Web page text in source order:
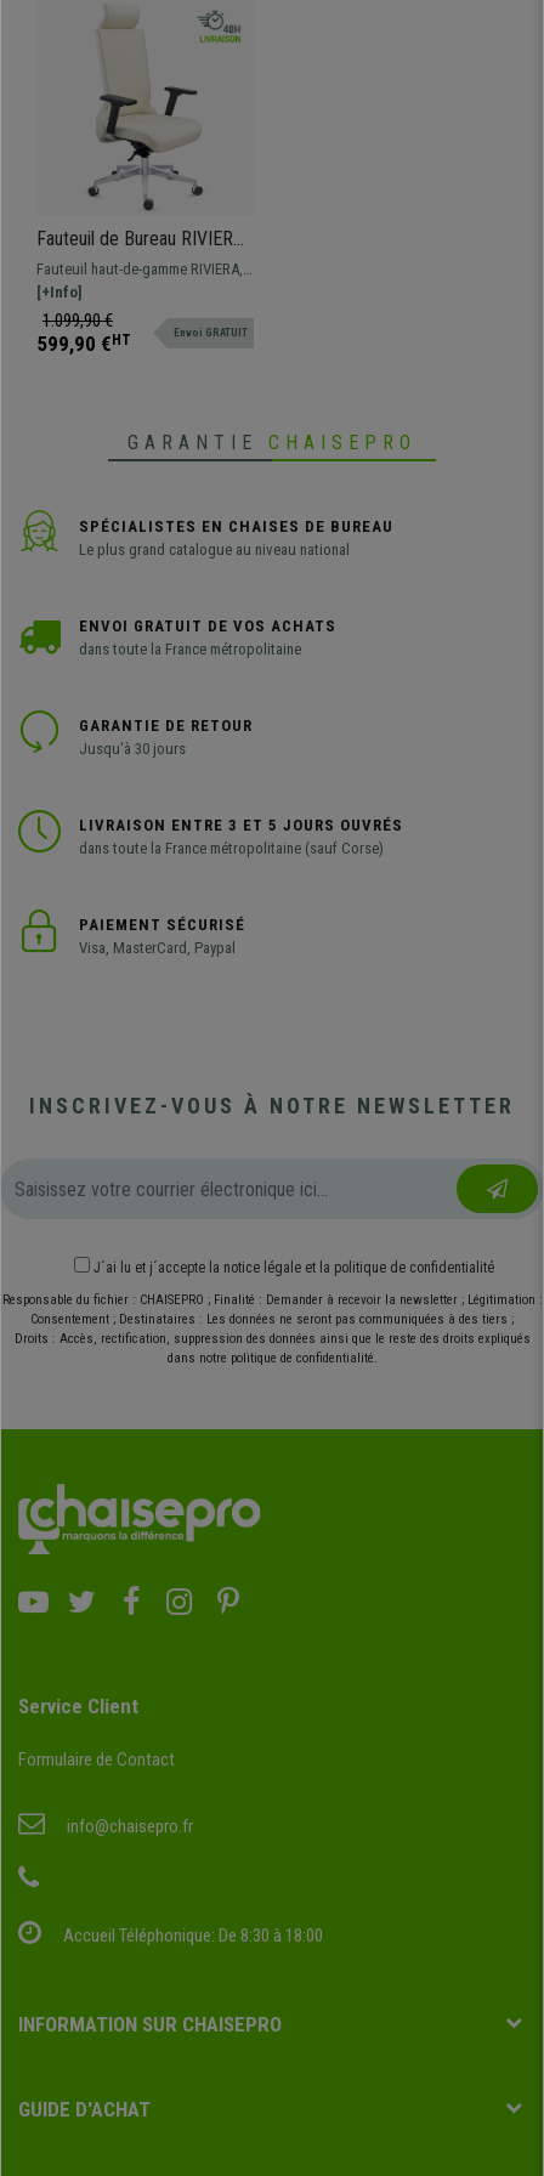
Structure en métal chromé
• Accoudoirs rembourrés réglables en 3D (hauteur, profondeur et angle)
• Piètement et détails en métal chromé
Fauteuil de Bureau RIVIERA,
Design Unique, Ergonomie
Optimale, Cuir Authentique
Blanc
Fauteuil haut-de-gamme RIVIERA,
ergonomie optimale, matériaux de
premier choix, revêtement en cuir
100% authentique
[+Info]
1.099,90 €
599,90 € HT Envoi GRATUIT
GARANTIE CHAISEPRO
SPÉCIALISTES EN CHAISES DE BUREAU
Le plus grand catalogue au niveau national
ENVOI GRATUIT DE VOS ACHATS
dans toute la France métropolitaine
GARANTIE DE RETOUR
Jusqu'à 30 jours
LIVRAISON ENTRE 3 ET 5 JOURS OUVRÉS
dans toute la France métropolitaine (sauf Corse)
PAIEMENT SÉCURISÉ
Visa, MasterCard, Paypal
INSCRIVEZ-VOUS À NOTRE NEWSLETTER
J´ai lu et j´accepte la notice légale et la politique de confidentialité
Responsable du fichier : CHAISEPRO ; Finalité : Demander à recevoir la newsletter ; Légitimation :
Consentement ; Destinataires : Les données ne seront pas communiquées à des tiers ;
Droits : Accès, rectification, suppression des données ainsi que le reste des droits expliqués
dans notre politique de confidentialité.
Service Client
Formulaire de Contact
info@chaisepro.fr
Accueil Téléphonique: De 8:30 à 18:00
INFORMATION SUR CHAISEPRO
GUIDE D'ACHAT